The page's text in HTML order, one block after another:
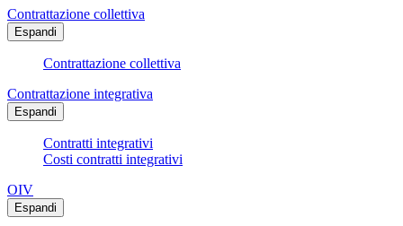
Contrattazione collettiva
Espandi
Contrattazione collettiva
Contrattazione integrativa
Espandi
Contratti integrativi
Costi contratti integrativi
OIV
Espandi